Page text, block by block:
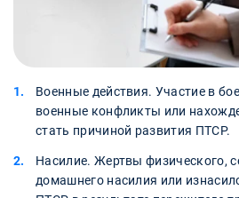
Военные действия. Участие в
военные конфликты или
стать причиной развития ПТСР.
Насилие. Жертвы физического,
домашнего насилия или